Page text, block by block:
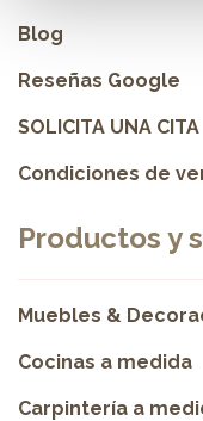
Blog
Reseñas Google
SOLICITA UNA CITA
Condiciones de
Productos y
Muebles &
Cocinas a medida
Carpintería a